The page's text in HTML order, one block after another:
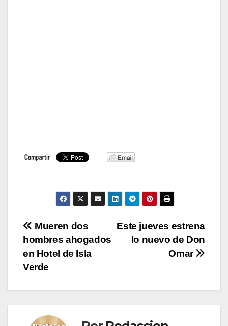
Navegación
de
entradas
Este jueves estrena
lo nuevo de Don
Omar
Mueren dos
hombres ahogados
en Hotel de Isla
Verde